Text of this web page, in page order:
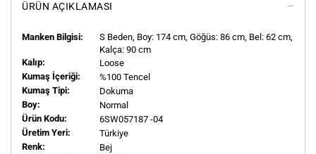
ÜRÜN AÇIKLAMASI
Manken Bilgisi: S Beden, Boy: 174 cm, Göğüs: 86 cm, Bel: 62 cm,
Kalça: 90 cm
Kalıp:
Loose
Kumaş İçeriği:
%100 Tencel
Kumaş Tipi:
Dokuma
Boy:
Normal
Ürün Kodu:
6SW057187 -04
Üretim Yeri:
Türkiye
Renk:
Bej